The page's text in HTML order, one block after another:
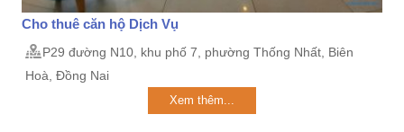
Cho thuê căn hộ Dịch Vụ
P29 đường N10, khu phố 7, phường Thống Nhất, Biên
Hoà, Đồng Nai
Xem thêm...